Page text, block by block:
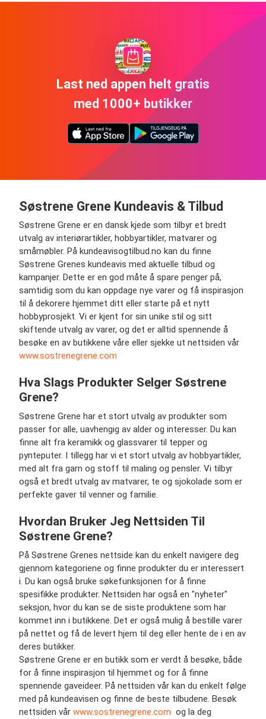
Last ned appen helt gratis
med 1000+ butikker
Søstrene Grene Kundeavis & Tilbud
Søstrene Grene er en dansk kjede som tilbyr et bredt
utvalg av interiørartikler, hobbyartikler, matvarer og
småmøbler. På kundeavisogtilbud.no kan du finne
Søstrene Grenes kundeavis med aktuelle tilbud og
kampanjer. Dette er en god måte å spare penger på,
samtidig som du kan oppdage nye varer og få inspirasjon
til å dekorere hjemmet ditt eller starte på et nytt
hobbyprosjekt. Vi er kjent for sin unike stil og sitt
skiftende utvalg av varer, og det er alltid spennende å
besøke en av butikkene våre eller sjekke ut nettsiden vår
www.sostrenegrene.com
Hva Slags Produkter Selger Søstrene
Grene?
Søstrene Grene har et stort utvalg av produkter som
passer for alle, uavhengig av alder og interesser. Du kan
finne alt fra keramikk og glassvarer til tepper og
pynteputer. I tillegg har vi et stort utvalg av hobbyartikler,
med alt fra garn og stoff til maling og pensler. Vi tilbyr
også et bredt utvalg av matvarer, te og sjokolade som er
perfekte gaver til venner og familie.
Hvordan Bruker Jeg Nettsiden Til
Søstrene Grene?
På Søstrene Grenes nettside kan du enkelt navigere deg
gjennom kategoriene og finne produkter du er interessert
i. Du kan også bruke søkefunksjonen for å finne
spesifikke produkter. Nettsiden har også en "nyheter"
seksjon, hvor du kan se de siste produktene som har
kommet inn i butikkene. Det er også mulig å bestille varer
på nettet og få de levert hjem til deg eller hente de i en av
deres butikker.
Søstrene Grene er en butikk som er verdt å besøke, både
for å finne inspirasjon til hjemmet og for å finne
spennende gaveideer. På nettsiden vår kan du enkelt følge
med på kundeavisen og finne de beste tilbudene. Besøk
nettsiden vår www.sostrenegrene.com og la deg